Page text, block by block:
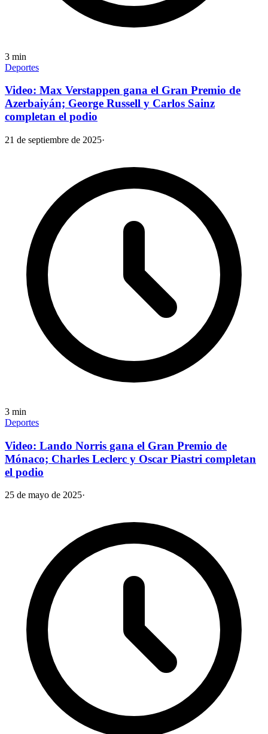
3 min
Deportes
Video: Max Verstappen gana el Gran Premio de
Azerbaiyán; George Russell y Carlos Sainz
completan el podio
21 de septiembre de 2025·
3 min
Deportes
Video: Lando Norris gana el Gran Premio de
Mónaco; Charles Leclerc y Oscar Piastri completan
el podio
25 de mayo de 2025·